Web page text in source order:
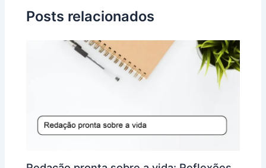
Posts relacionados